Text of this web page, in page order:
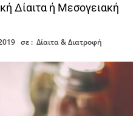
Δίαιτα ή Μεσογειακή
σε : Δίαιτα & Διατροφή